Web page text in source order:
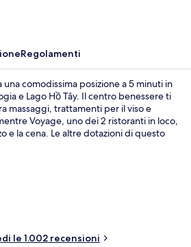
Regolamenti
una comodissima posizione a 5 minuti in
e Lago Hồ Tây. Il centro benessere ti
massaggi, trattamenti per il viso e
Voyage, uno dei 2 ristoranti in loco,
e la cena. Le altre dotazioni di questo
il personale gentile della
le 1.002 recensioni